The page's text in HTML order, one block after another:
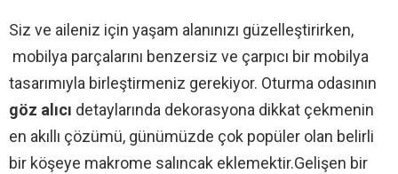
Siz ve aileniz için yaşam alanınızı güzelleştirirken,
mobilya parçalarını benzersiz ve çarpıcı bir mobilya
tasarımıyla birleştirmeniz gerekiyor. Oturma odasının
göz alıcı detaylarında dekorasyona dikkat çekmenin
en akıllı çözümü, günümüzde çok popüler olan belirli
bir köşeye makrome salıncak eklemektir.Gelişen bir